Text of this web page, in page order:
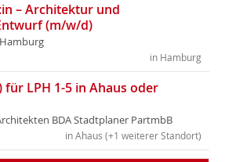
– Architektur und
(m/w/d)
in Hamburg
LPH 1-5 in Ahaus oder
BDA Stadtplaner PartmbB
in Ahaus (+1 weiterer Standort)